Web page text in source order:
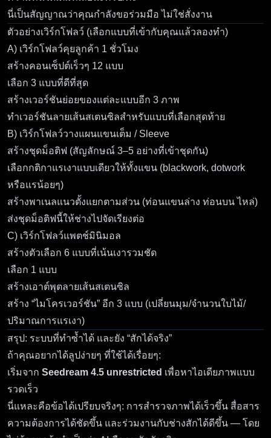
นี่เป็นสัญญาณว่าคุณกำลังขอร่วมมือ ไม่ใช่สั่งงาน
ตัวอย่างเวิร์กโฟลว์ (เลือกแบบที่เข้ากับคุณแล้วลองทำ)
A) เวิร์กโฟลว์คุยลูกค้า 1 ชั่วโมง
สร้างคอนเซ็ปต์เร็วๆ 12 แบบ
เลือก 3 แบบที่ดีที่สุด
สร้างเวอร์ชันย่อยของแต่ละแบบอีก 3 ภาพ
ทำเวอร์ชันลายเส้นสเตนซิลสำหรับแบบที่เลือกสุดท้าย
B) เวิร์กโฟลว์วางแผนแขนเต็ม / Sleeve
สร้างชุดม็อติฟ (สัญลักษณ์ 3–5 อย่างที่เข้าชุดกัน)
เลือกกติกาแรเงาแบบเดียวให้ทั้งแขน (blackwork, dotwork
หรือแรน้อยๆ)
สร้างพาเนลแนวตั้งแยกตามส่วน (ท่อนแขนล่าง ท่อนบน ไหล่)
ส่งชุดม็อติฟนี้ให้ช่างไปจัดเรียงต่อ
C) เวิร์กโฟลว์แพตช์มินิมอล
สร้างตัวเลือก 6 แบบที่เน้นเงารวมชัด
เลือก 1 แบบ
สร้างเอาต์พุตลายเส้นสเตนซิล
สร้าง “ไมโครเวอร์ชัน” อีก 3 แบบ (เปลี่ยนมุม/จำนวนใบไม้/
ปริมาณการแรเงา)
สรุป: ระบบที่ทำซ้ำได้ และยัง “สักได้จริง”
ถ้าคุณอยากได้ลูปง่ายๆ ที่ใช้ได้เรื่อยๆ:
เริ่มจาก Seedream 4.5 unrestricted เพื่อหาไอเดียภาพแบบ
รวดเร็ว
นี่แหละคือข้อได้เปรียบจริงๆ: การสำรวจภาพได้เร็วขึ้น สื่อสาร
ความต้องการได้ชัดขึ้น และร่วมงานกับช่างสักได้ดีขึ้น — โดย